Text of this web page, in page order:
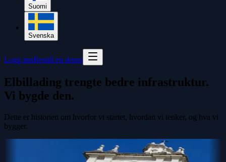
Suomi
Svenska
Logg innBestill en demo
Elbillading trengte bedre infrastruktur.
Vi bygde den.
Dette er historien om hvorfor vi startet, hvordan vi tenker, og hva vi
bygger.